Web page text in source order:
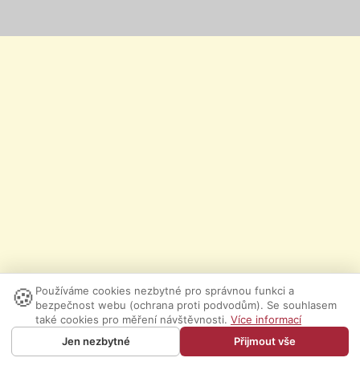
🍪 Používáme cookies nezbytné pro správnou funkci a
bezpečnost webu (ochrana proti podvodům). Se souhlasem
také cookies pro měření návštěvnosti. Více informací
Jen nezbytné
Přijmout vše